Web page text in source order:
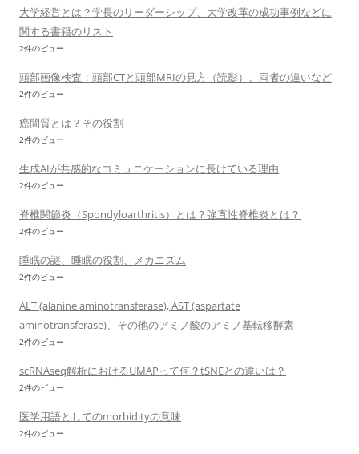
大学経営とは？学長のリーダーシップ、大学改革の成功事例などに
関する書籍のリスト
2件のビュー
頭部画像検査：頭部CTと頭部MRIの見方（読影）、両者の違いなど
2件のビュー
癌間質とは？その役割
2件のビュー
生成AIが共感的なコミュニケーションに長けている理由
2件のビュー
脊椎関節炎（Spondyloarthritis）とは？強直性脊椎炎とは？
2件のビュー
睡眠の謎、睡眠の役割、メカニズム
2件のビュー
ALT (alanine aminotransferase), AST (aspartate
aminotransferase)、その他のアミノ酸のアミノ基転移酵素
2件のビュー
scRNAseq解析におけるUMAPって何？tSNEとの違いは？
2件のビュー
医学用語としてのmorbidityの意味
2件のビュー